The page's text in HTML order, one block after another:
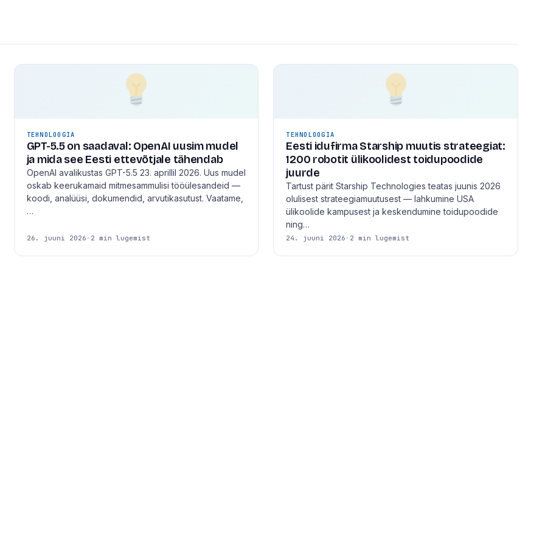
TEHNOLOOGIA
GPT-5.5 on saadaval: OpenAI uusim mudel
ja mida see Eesti ettevõtjale tähendab
OpenAI avalikustas GPT-5.5 23. aprillil 2026. Uus mudel
oskab keerukamaid mitmesammulisi tööülesandeid —
koodi, analüüsi, dokumendid, arvutikasutust. Vaatame,
…
26. juuni 2026 · 2 min lugemist
TEHNOLOOGIA
Eesti idufirma Starship muutis strateegiat:
1200 robotit ülikoolidest toidupoodide
juurde
Tartust pärit Starship Technologies teatas juunis 2026
olulisest strateegiamuutusest — lahkumine USA
ülikoolide kampusest ja keskendumine toidupoodide
ning…
24. juuni 2026 · 2 min lugemist